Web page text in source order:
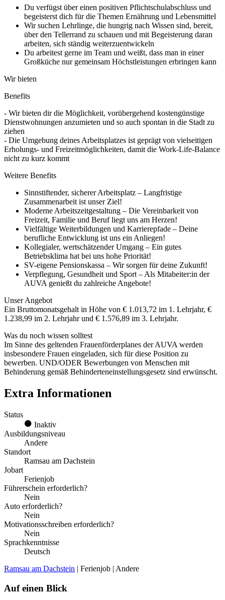
Du verfügst über einen positiven Pflichtschulabschluss und
begeisterst dich für die Themen Ernährung und Lebensmittel
Wir suchen Lehrlinge, die hungrig nach Wissen sind, bereit,
über den Tellerrand zu schauen und mit Begeisterung daran
arbeiten, sich ständig weiterzuentwickeln
Du arbeitest gerne im Team und weißt, dass man in einer
Großküche nur gemeinsam Höchstleistungen erbringen kann
Wir bieten
Benefits
- Wir bieten dir die Möglichkeit, vorübergehend kostengünstige
Dienstwohnungen anzumieten und so auch spontan in die Stadt zu
ziehen
- Die Umgebung deines Arbeitsplatzes ist geprägt von vielseitigen
Erholungs- und Freizeitmöglichkeiten, damit die Work-Life-Balance
nicht zu kurz kommt
Weitere Benefits
Sinnstiftender, sicherer Arbeitsplatz – Langfristige
Zusammenarbeit ist unser Ziel!
Moderne Arbeitszeitgestaltung – Die Vereinbarkeit von
Freizeit, Familie und Beruf liegt uns am Herzen!
Vielfältige Weiterbildungen und Karrierepfade – Deine
berufliche Entwicklung ist uns ein Anliegen!
Kollegialer, wertschätzender Umgang – Ein gutes
Betriebsklima hat bei uns hohe Priorität!
SV-eigene Pensionskassa – Wir sorgen für deine Zukunft!
Verpflegung, Gesundheit und Sport – Als Mitabeiter:in der
AUVA genießt du zahlreiche Angebote!
Unser Angebot
Ein Bruttomonatsgehalt in Höhe von € 1.013,72 im 1. Lehrjahr, €
1.238,99 im 2. Lehrjahr und € 1.576,89 im 3. Lehrjahr.
Was du noch wissen solltest
Im Sinne des geltenden Frauenförderplanes der AUVA werden
insbesondere Frauen eingeladen, sich für diese Position zu
bewerben. UND/ODER Bewerbungen von Menschen mit
Behinderung gemäß Behinderteneinstellungsgesetz sind erwünscht.
Extra Informationen
Status
Inaktiv
Ausbildungsniveau
Andere
Standort
Ramsau am Dachstein
Jobart
Ferienjob
Führerschein erforderlich?
Nein
Auto erforderlich?
Nein
Motivationsschreiben erforderlich?
Nein
Sprachkenntnisse
Deutsch
Ramsau am Dachstein | Ferienjob | Andere
Auf einen Blick